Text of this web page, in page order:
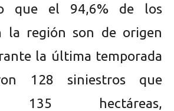
que el 94,6% de los
la región son de origen
la última temporada
128 siniestros que
135 hectáreas,